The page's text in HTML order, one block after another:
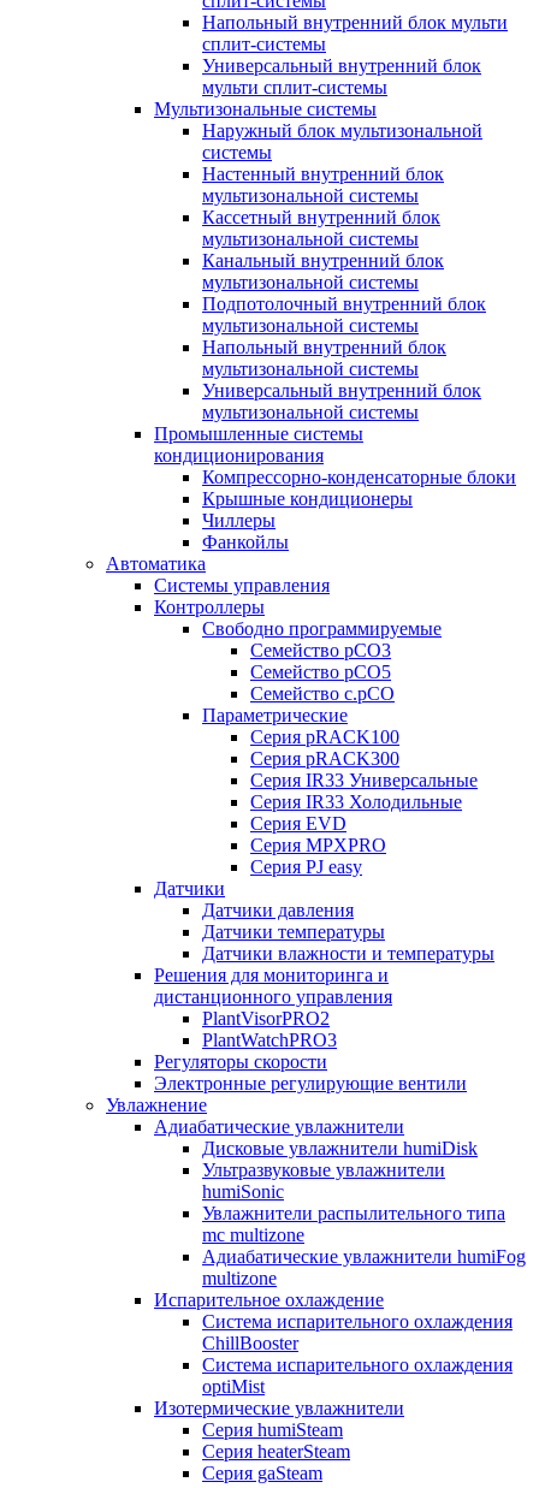
Напольный внутренний блок мульти
сплит-системы
Универсальный внутренний блок
мульти сплит-системы
Мультизональные системы
Наружный блок мультизональной
системы
Настенный внутренний блок
мультизональной системы
Кассетный внутренний блок
мультизональной системы
Канальный внутренний блок
мультизональной системы
Подпотолочный внутренний блок
мультизональной системы
Напольный внутренний блок
мультизональной системы
Универсальный внутренний блок
мультизональной системы
Промышленные системы
кондиционирования
Компрессорно-конденсаторные блоки
Крышные кондиционеры
Чиллеры
Фанкойлы
Автоматика
Системы управления
Контроллеры
Свободно программируемые
Семейство pCO3
Семейство pCO5
Семейство c.pCO
Параметрические
Серия pRACK100
Серия pRACK300
Серия IR33 Универсальные
Серия IR33 Холодильные
Серия EVD
Серия MPXPRO
Серия PJ easy
Датчики
Датчики давления
Датчики температуры
Датчики влажности и температуры
Решения для мониторинга и
дистанционного управления
PlantVisorPRO2
PlantWatchPRO3
Регуляторы скорости
Электронные регулирующие вентили
Увлажнение
Адиабатические увлажнители
Дисковые увлажнители humiDisk
Ультразвуковые увлажнители
humiSonic
Увлажнители распылительного типа
mc multizone
Адиабатические увлажнители humiFog
multizone
Испарительное охлаждение
Система испарительного охлаждения
ChillBooster
Система испарительного охлаждения
optiMist
Изотермические увлажнители
Серия humiSteam
Серия heaterSteam
Серия gaSteam